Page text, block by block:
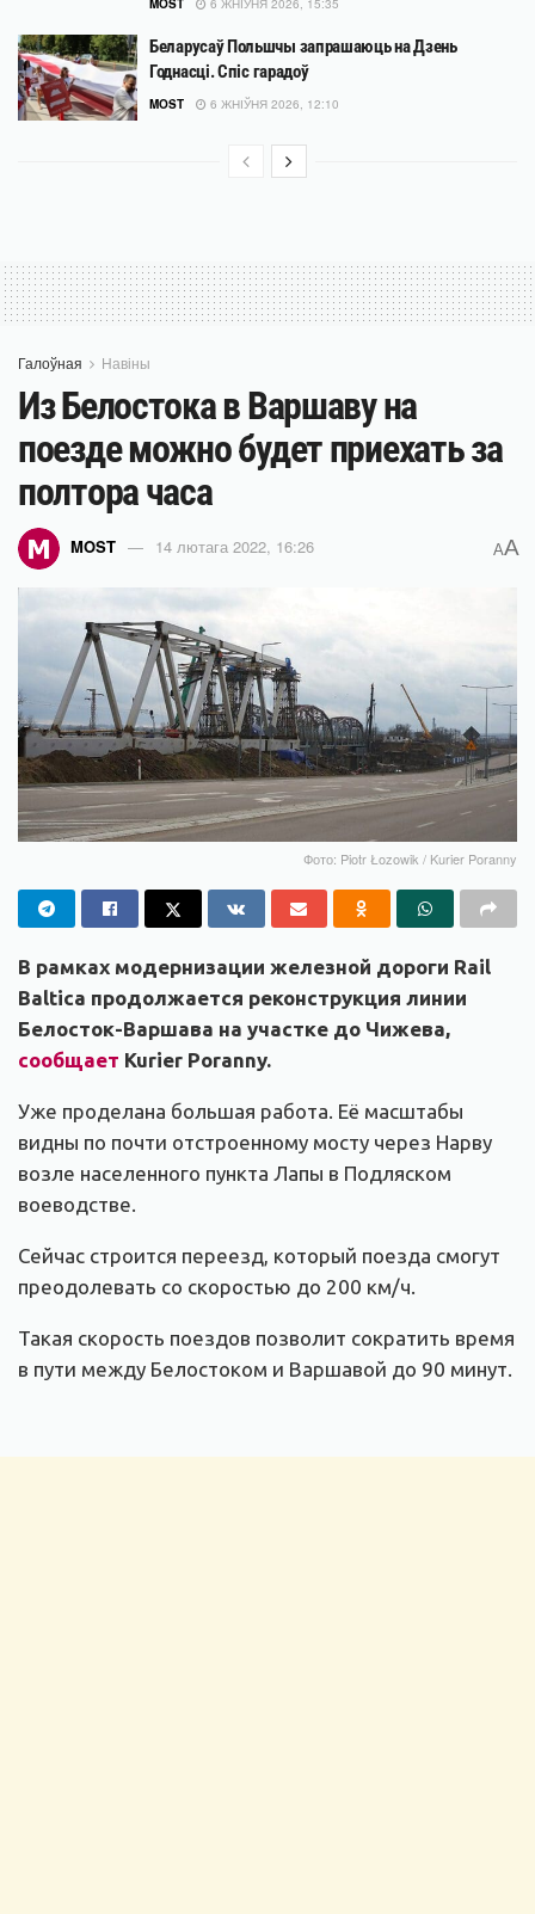
MOST 6 ЖНІЎНЯ 2026, 15:35
Беларусаў Польшчы запрашаюць на Дзень
Годнасці. Спіс гарадоў
MOST 6 ЖНІЎНЯ 2026, 12:10
Галоўная Навіны
Из Белостока в Варшаву на
поезде можно будет приехать за
полтора часа
MOST 14 лютага 2022, 16:26 AA
Фото: Piotr Łozowik / Kurier Poranny
В рамках модернизации железной дороги Rail
Baltica продолжается реконструкция линии
Белосток-Варшава на участке до Чижева,
сообщает Kurier Poranny.
Уже проделана большая работа. Её масштабы
видны по почти отстроенному мосту через Нарву
возле населенного пункта Лапы в Подляском
воеводстве.
Сейчас строится переезд, который поезда смогут
преодолевать со скоростью до 200 км/ч.
Такая скорость поездов позволит сократить время
в пути между Белостоком и Варшавой до 90 минут.